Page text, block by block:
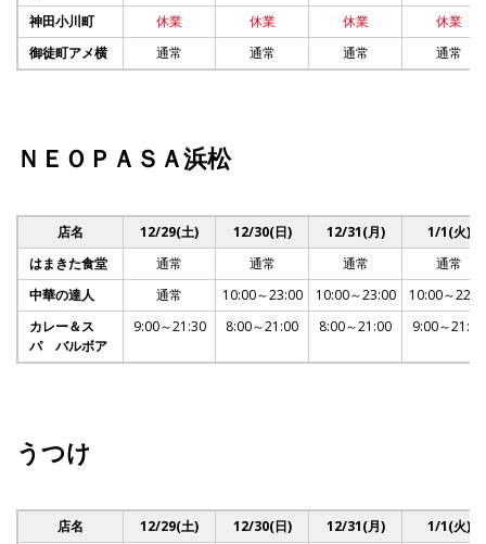
神田小川町 休業 休業 休業
休業
御徒町アメ横
通常 通常 通常 通常
ＮＥＯＰＡＳＡ浜松
店名 12/29(土) 12/30(日) 12/31(月)
1/1(火)
はまきた食堂
通常 通常 通常
通常
中華の達人
通常 10:00～23:00 10:00～23:00
10:00～
カレー＆ス
パ バルボア
9:00～21:30 8:00～21:00 8:00～21:00 9:00～21:00
うつけ
店名 12/29(土) 12/30(日) 12/31(月)
1/1(火)